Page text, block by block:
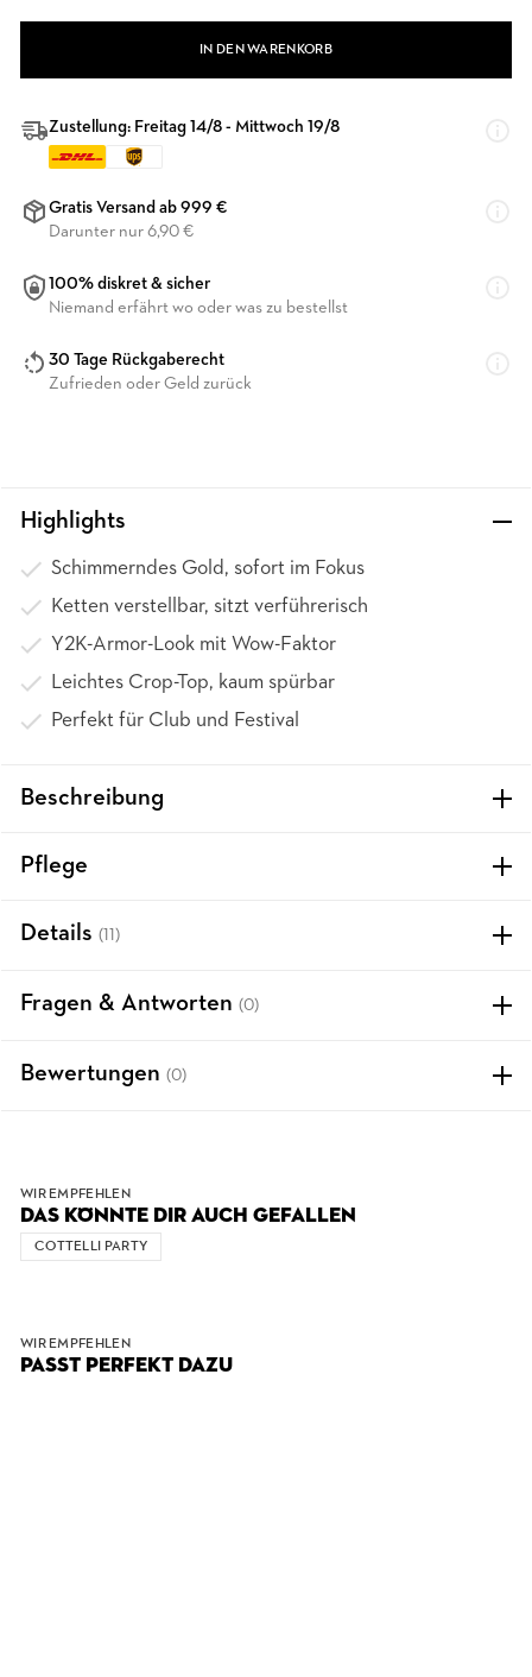
IN DEN WARENKORB
Zustellung: Freitag 14/8 - Mittwoch 19/8
Gratis Versand ab 999 €
Darunter nur 6,90 €
100% diskret & sicher
Niemand erfährt wo oder was zu bestellst
30 Tage Rückgaberecht
Zufrieden oder Geld zurück
Highlights
Schimmerndes Gold, sofort im Fokus
Ketten verstellbar, sitzt verführerisch
Y2K-Armor-Look mit Wow-Faktor
Leichtes Crop-Top, kaum spürbar
Perfekt für Club und Festival
Beschreibung
Pflege
Details (11)
Fragen & Antworten (0)
Bewertungen (0)
WIR EMPFEHLEN
DAS KÖNNTE DIR AUCH GEFALLEN
COTTELLI PARTY
WIR EMPFEHLEN
PASST PERFEKT DAZU